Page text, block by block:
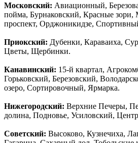
Московский: Авиационный,
пойма, Бурнаковский, Красные зори,
проспект, Орджоникидзе,
Приокский: Дубенки, Караваиха,
Цветы, Щербинки.
Канавинский: 15-й квартал,
Горьковский, Березовский,
озеро, Сортировочный, Ярмарка.
Нижегородский: Верхние Печеры,
долина, Подновье, Усиловский,
Советский: Высоково, Кузнечиха,